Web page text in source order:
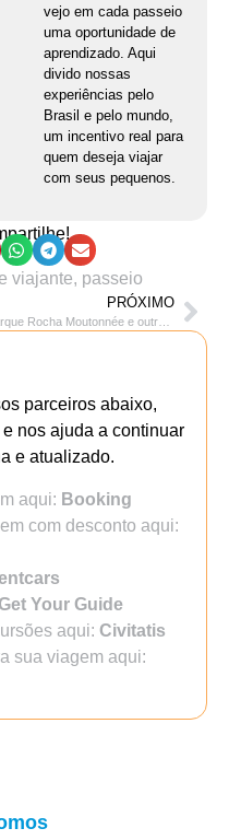
vejo em cada passeio
uma oportunidade de
aprendizado. Aqui
divido nossas
experiências pelo
Brasil e pelo mundo,
um incentivo real para
quem deseja viajar
com seus pequenos.
viajante, passeio
PRÓXIMO
Parque Rocha Moutonnée e outros passeios em Salto (SP)
parceiros abaixo,
nos ajuda a continuar
e atualizado.
aqui: Booking
com desconto aqui:
Your Guide
aqui: Civitatis
sua viagem aqui: